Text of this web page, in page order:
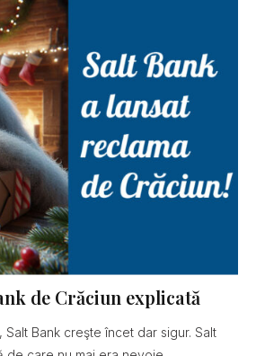
de Crăciun explicată
Bank creşte încet dar sigur. Salt